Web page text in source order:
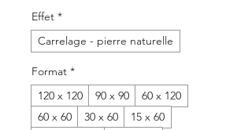
Effet *
Carrelage - pierre naturelle
Format *
120 x 120
90 x 90
60 x 120
60 x 60
30 x 60
15 x 60